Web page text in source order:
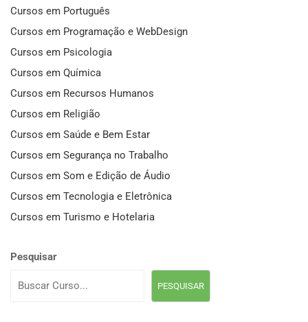
Cursos em Português
Cursos em Programação e WebDesign
Cursos em Psicologia
Cursos em Química
Cursos em Recursos Humanos
Cursos em Religião
Cursos em Saúde e Bem Estar
Cursos em Segurança no Trabalho
Cursos em Som e Edição de Áudio
Cursos em Tecnologia e Eletrônica
Cursos em Turismo e Hotelaria
Pesquisar
PESQUISAR